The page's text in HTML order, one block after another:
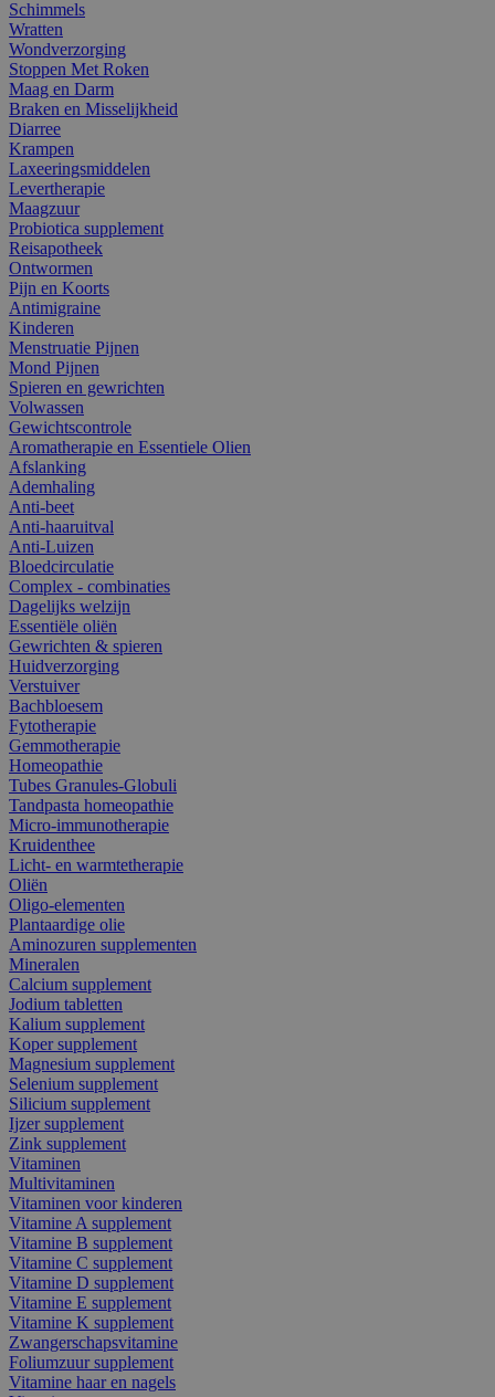
Schimmels
Wratten
Wondverzorging
Stoppen Met Roken
Maag en Darm
Braken en Misselijkheid
Diarree
Krampen
Laxeeringsmiddelen
Levertherapie
Maagzuur
Probiotica supplement
Reisapotheek
Ontwormen
Pijn en Koorts
Antimigraine
Kinderen
Menstruatie Pijnen
Mond Pijnen
Spieren en gewrichten
Volwassen
Gewichtscontrole
Aromatherapie en Essentiele Olien
Afslanking
Ademhaling
Anti-beet
Anti-haaruitval
Anti-Luizen
Bloedcirculatie
Complex - combinaties
Dagelijks welzijn
Essentiële oliën
Gewrichten & spieren
Huidverzorging
Verstuiver
Bachbloesem
Fytotherapie
Gemmotherapie
Homeopathie
Tubes Granules-Globuli
Tandpasta homeopathie
Micro-immunotherapie
Kruidenthee
Licht- en warmtetherapie
Oliën
Oligo-elementen
Plantaardige olie
Aminozuren supplementen
Mineralen
Calcium supplement
Jodium tabletten
Kalium supplement
Koper supplement
Magnesium supplement
Selenium supplement
Silicium supplement
Ijzer supplement
Zink supplement
Vitaminen
Multivitaminen
Vitaminen voor kinderen
Vitamine A supplement
Vitamine B supplement
Vitamine C supplement
Vitamine D supplement
Vitamine E supplement
Vitamine K supplement
Zwangerschapsvitamine
Foliumzuur supplement
Vitamine haar en nagels